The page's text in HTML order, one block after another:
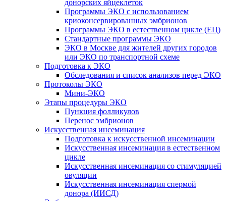
донорских яйцеклеток
Программы ЭКО с использованием
криоконсервированных эмбрионов
Программы ЭКО в естественном цикле (ЕЦ)
Стандартные программы ЭКО
ЭКО в Москве для жителей других городов
или ЭКО по транспортной схеме
Подготовка к ЭКО
Обследования и список анализов перед ЭКО
Протоколы ЭКО
Мини-ЭКО
Этапы процедуры ЭКО
Пункция фолликулов
Перенос эмбрионов
Искусственная инсеминация
Подготовка к искусственной инсеминации
Искусственная инсеминация в естественном
цикле
Искусственная инсеминация со стимуляцией
овуляции
Искусственная инсеминация спермой
донора (ИИСД)